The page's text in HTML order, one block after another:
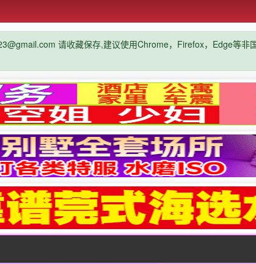
请收藏保存,建议使用Chrome，Firefox，Edge等非